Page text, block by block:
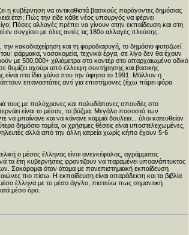
η κυβέρνηση να αντικαθιστά βασικούς παράγοντες δημόσιας
έτσι; Πώς την είδε κάθε νέος υπουργός να φέρνει
Πόσες αλλαγές πρέπει να γίνουν στην εκπαίδευση και στη
εν συγχίσει με όλες αυτές τις 180ο αλλαγές πλεύσης.
κακοδιαχείρηση και τη φοροδιαφυγή, το δημόσιο φυτοζωεί.
φάρμακα, νοσοκομεία, τεχνικά έργα, σε λίγο δεν θα έχουν
με 500,000+ χιλιόμετρα στο κοντέρ στο απαρχαιωμένο οδικό
θυμίζει αχούρι από έλλειψη συντήρησης και βασικής
είναι στα ίδια χάλια που την άφησα το 1991. Μάλλον η
επαναστάτες αντί για επιστήμονες (έχω πάρει φόρα
τους με πολύχρονες και πολυδάπανες σπουδές στο
είναι το μέσον, το βύζμα. Μεγάλο ποσοστό των
μπαίνανε και να κάνανε καμμιά δουλεια... όλοι κατευθείαν
δημόσιο τομέα, οι χρήσιμες θέσεις είναι υποστελεχωμένες,
αλλά από την άλλη ιατρεία χωρίς κήπο έχουν 5-6
ο μέσος έλληνας είναι ανεγκέφαλος, αγράμματος
τα έτη κυβερνήσεις φροντίζουν να παραμένει υποανάπτυκτος
Σοκάρομαι όταν άτομα με πανεπιστημιακή εκπαίδευση
πιο πίσω. Η εκπαίδευση είναι απαράδεκτη και τα βιβλία
έλληνα με το μέσο άγγλο, πιστεύω πως σημαντική
μέσο όρο.